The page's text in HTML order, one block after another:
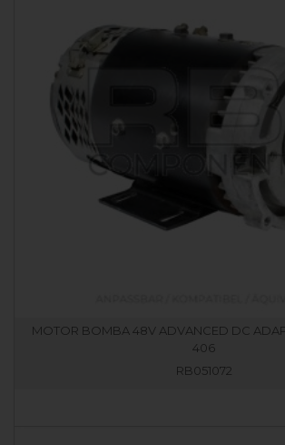
MOTOR BOMBA 48V ADVANCED DC
406
RB051072